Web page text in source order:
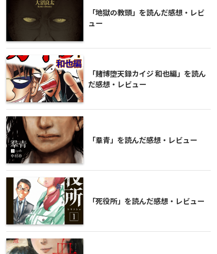
「地獄の教頭」を読んだ感想・レビ
ュー
「賭博堕天録カイジ 和也編」を読ん
だ感想・レビュー
「羣青」を読んだ感想・レビュー
「死役所」を読んだ感想・レビュー